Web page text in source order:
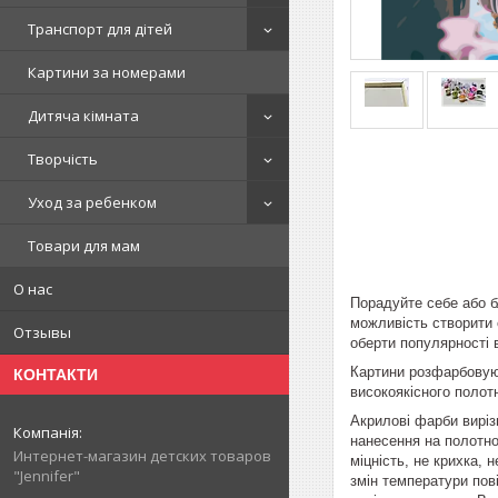
Транспорт для дітей
Картини за номерами
Дитяча кімната
Творчість
Уход за ребенком
Товари для мам
О нас
Отзывы
КОНТАКТИ
Интернет-магазин детских товаров
"Jennifer"
Порадуйте себе або
можливість
оберти популярності
Картини
високоякісного
Акрилові фарби
нанесення на
міцність, не
змін температури